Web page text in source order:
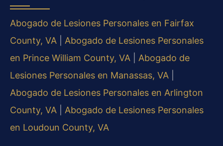
Abogado de Lesiones Personales en Fairfax
County, VA
Abogado de Lesiones Personales
en Prince William County, VA
Abogado de
Lesiones Personales en Manassas, VA
Abogado de Lesiones Personales en Arlington
County, VA
Abogado de Lesiones Personales
en Loudoun County, VA